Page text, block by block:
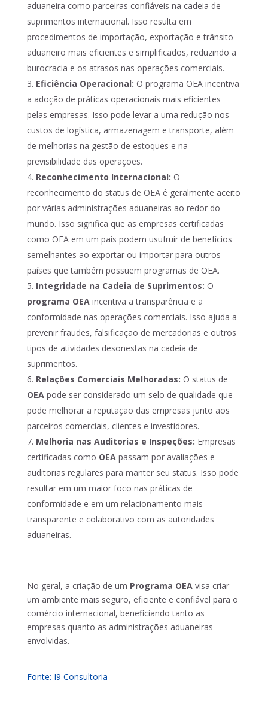
aduaneira como parceiras confiáveis na cadeia de
suprimentos internacional. Isso resulta em
procedimentos de importação, exportação e trânsito
aduaneiro mais eficientes e simplificados, reduzindo a
burocracia e os atrasos nas operações comerciais.
Eficiência Operacional: O programa OEA incentiva
a adoção de práticas operacionais mais eficientes
pelas empresas. Isso pode levar a uma redução nos
custos de logística, armazenagem e transporte, além
de melhorias na gestão de estoques e na
previsibilidade das operações.
Reconhecimento Internacional: O
reconhecimento do status de OEA é geralmente aceito
por várias administrações aduaneiras ao redor do
mundo. Isso significa que as empresas certificadas
como OEA em um país podem usufruir de benefícios
semelhantes ao exportar ou importar para outros
países que também possuem programas de OEA.
Integridade na Cadeia de Suprimentos: O
programa OEAincentiva a transparência e a
conformidade nas operações comerciais. Isso ajuda a
prevenir fraudes, falsificação de mercadorias e outros
tipos de atividades desonestas na cadeia de
suprimentos.
Relações Comerciais Melhoradas: O status de
OEApode ser considerado um selo de qualidade que
pode melhorar a reputação das empresas junto aos
parceiros comerciais, clientes e investidores.
Melhoria nas Auditorias e Inspeções: Empresas
certificadas como OEApassam por avaliações e
auditorias regulares para manter seu status. Isso pode
resultar em um maior foco nas práticas de
conformidade e em um relacionamento mais
transparente e colaborativo com as autoridades
aduaneiras.
No geral, a criação de um Programa OEAvisa criar
um ambiente mais seguro, eficiente e confiável para o
comércio internacional, beneficiando tanto as
empresas quanto as administrações aduaneiras
envolvidas.
Fonte: I9 Consultoria